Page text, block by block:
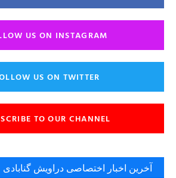
US ON INSTAGRAM
US ON TWITTER
TO OUR CHANNEL
آخرین اخبار اختصاصی دراویش گنابادی